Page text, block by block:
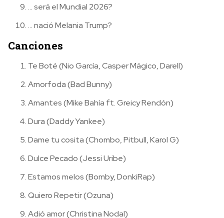
… será el Mundial 2026?
… nació Melania Trump?
Canciones
Te Boté (Nio García, Casper Mágico, Darell)
Amorfoda (Bad Bunny)
Amantes (Mike Bahía ft. Greicy Rendón)
Dura (Daddy Yankee)
Dame tu cosita (Chombo, Pitbull, Karol G)
Dulce Pecado (Jessi Uribe)
Estamos melos (Bomby, DonkiRap)
Quiero Repetir (Ozuna)
Adió amor (Christina Nodal)